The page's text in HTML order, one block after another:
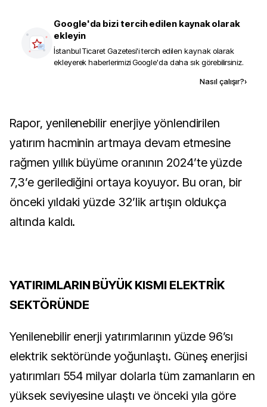
Google'da bizi tercih edilen kaynak olarak
ekleyin
İstanbul Ticaret Gazetesi'i tercih edilen kaynak olarak
ekleyerek haberlerimizi Google'da daha sık görebilirsiniz.
Nasıl çalışır?›
Rapor, yenilenebilir enerjiye yönlendirilen
yatırım hacminin artmaya devam etmesine
rağmen yıllık büyüme oranının 2024’te yüzde
7,3’e gerilediğini ortaya koyuyor. Bu oran, bir
önceki yıldaki yüzde 32’lik artışın oldukça
altında kaldı.
YATIRIMLARIN BÜYÜK KISMI ELEKTRİK
SEKTÖRÜNDE
Yenilenebilir enerji yatırımlarının yüzde 96’sı
elektrik sektöründe yoğunlaştı. Güneş enerjisi
yatırımları 554 milyar dolarla tüm zamanların en
yüksek seviyesine ulaştı ve önceki yıla göre